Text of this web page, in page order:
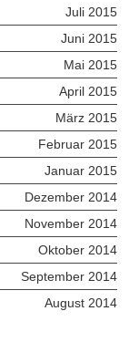
Juli 2015
Juni 2015
Mai 2015
April 2015
März 2015
Februar 2015
Januar 2015
Dezember 2014
November 2014
Oktober 2014
September 2014
August 2014